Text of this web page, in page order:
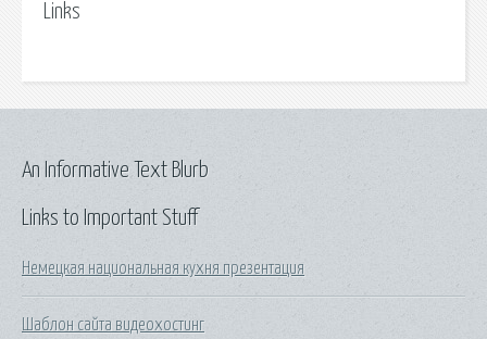
Links
Links to Important Stuff
Немецкая национальная кухня презентация
Шаблон сайта видеохостинг
An Informative Text Blurb